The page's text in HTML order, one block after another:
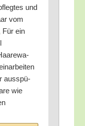
und
vom
Für ein
aus­spü­
wie